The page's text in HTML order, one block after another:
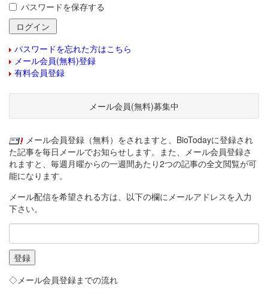
パスワードを保存する
パスワードを忘れた方はこちら
メール会員(無料)登録
有料会員登録
メール会員(無料)募集中
メール会員登録（無料）をされますと、BioTodayに登録され
た記事を毎日メールでお知らせします。また、メール会員登録さ
れますと、毎週月曜からの一週間あたり2つの記事の全文閲覧が可
能になります。
メール配信を希望される方は、以下の欄にメールアドレスを入力
下さい。
◇メール会員登録までの流れ